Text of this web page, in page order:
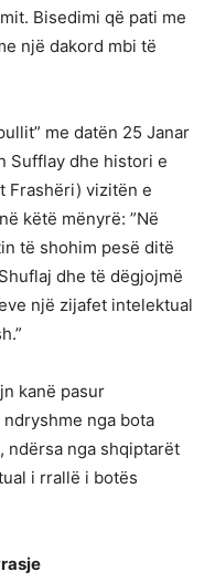
Bisedimi që pati me
një dakord mbi të
me datën 25 Janar
Sufflay dhe histori e
Frashëri) vizitën e
këtë mënyrë: ”Në
të shohim pesë ditë
dhe të dëgjojmë
një zijafet intelektual
kanë pasur
nga bota
ndërsa nga shqiptarët
i rrallë i botës